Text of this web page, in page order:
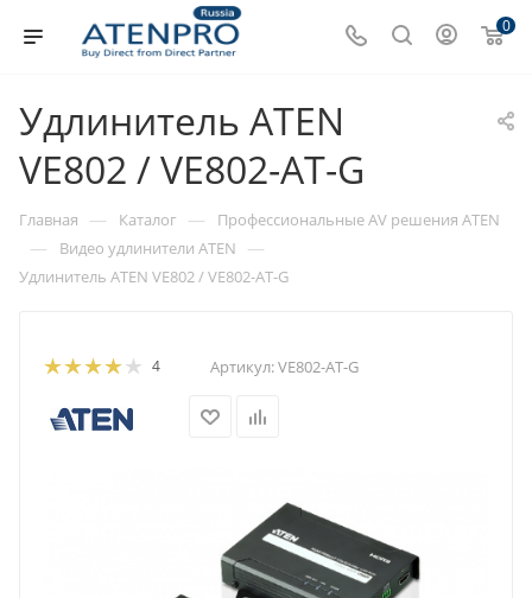
0
Удлинитель ATEN
VE802 / VE802-AT-G
Главная — Каталог — Профессиональные AV решения ATEN
— Видео удлинители ATEN —
Удлинитель ATEN VE802 / VE802-AT-G
4 Артикул:VE802-AT-G